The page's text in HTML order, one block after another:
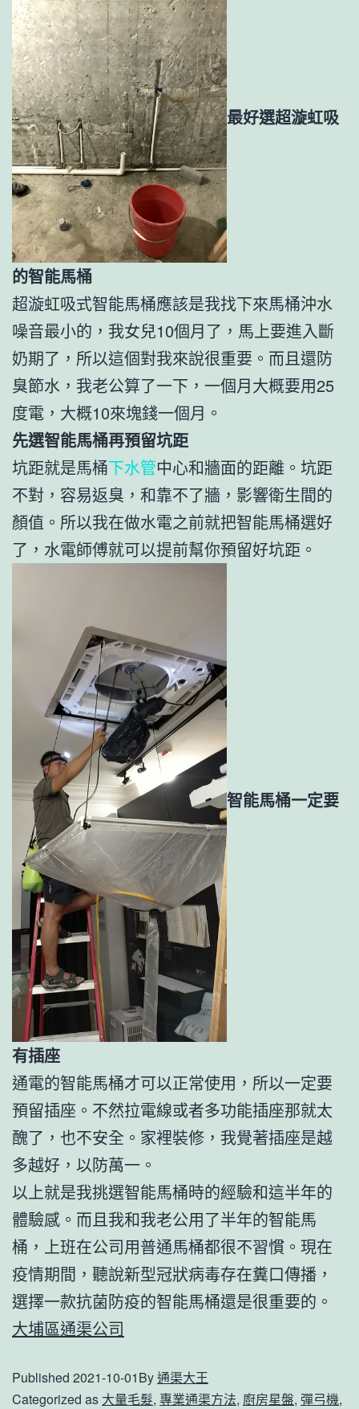
最好選超漩虹吸
的智能馬桶
超漩虹吸式智能馬桶應該是我找下來馬桶沖水
噪音最小的，我女兒10個月了，馬上要進入斷
奶期了，所以這個對我來說很重要。而且還防
臭節水，我老公算了一下，一個月大概要用25
度電，大概10來塊錢一個月。
先選智能馬桶再預留坑距
坑距就是馬桶下水管中心和牆面的距離。坑距
不對，容易返臭，和靠不了牆，影響衛生間的
顏值。所以我在做水電之前就把智能馬桶選好
了，水電師傅就可以提前幫你預留好坑距。
智能馬桶一定要
有插座
通電的智能馬桶才可以正常使用，所以一定要
預留插座。不然拉電線或者多功能插座那就太
醜了，也不安全。家裡裝修，我覺著插座是越
多越好，以防萬一。
以上就是我挑選智能馬桶時的經驗和這半年的
體驗感。而且我和我老公用了半年的智能馬
桶，上班在公司用普通馬桶都很不習慣。現在
疫情期間，聽說新型冠狀病毒存在糞口傳播，
選擇一款抗菌防疫的智能馬桶還是很重要的。
大埔區通渠公司
Published 2021-10-01By通渠大王
Categorized as 大量毛髮, 專業通渠方法, 廚房星盤, 彈弓機,